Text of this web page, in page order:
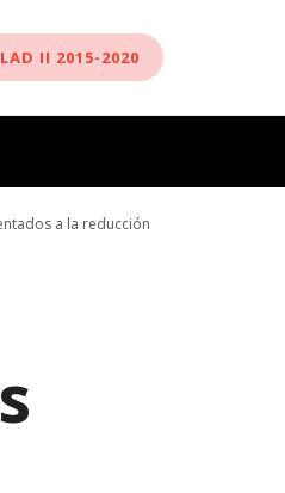
II 2015-2020
a la reducción